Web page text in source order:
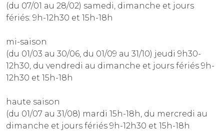
(du 07/01 au 28/02) samedi, dimanche et jours
fériés: 9h-12h30 et 15h-18h
mi-saison
(du 01/03 au 30/06, du 01/09 au 31/10) jeudi 9h30-
12h30, du vendredi au dimanche et jours fériés 9h-
12h30 et 15h-18h
haute saison
(du 01/07 au 31/08) mardi 15h-18h, du mercredi au
dimanche et jours fériés 9h-12h30 et 15h-18h